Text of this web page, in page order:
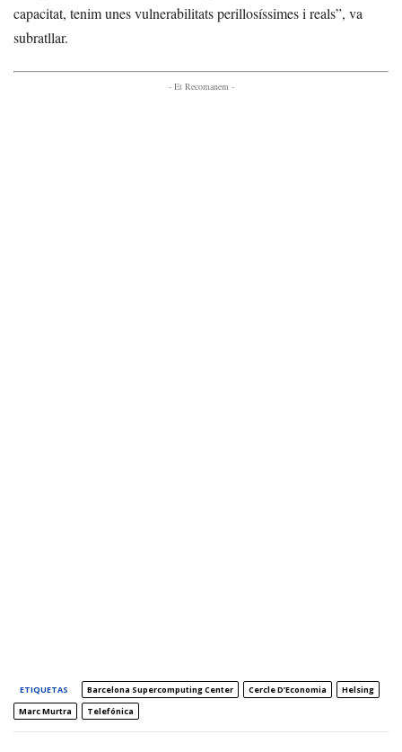
capacitat, tenim unes vulnerabilitats perillosíssimes i reals”, va
subratllar.
- Et Recomanem -
ETIQUETAS Barcelona Supercomputing Center Cercle D’Economia
Helsing
Marc Murtra
Telefónica